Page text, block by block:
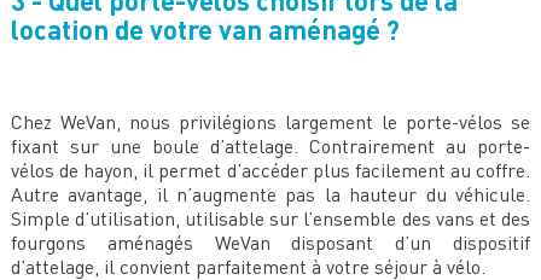
location de votre van aménagé ?
Chez WeVan, nous privilégions largement le porte-vélos se
fixant sur une boule d’attelage. Contrairement au porte-
vélos de hayon, il permet d’accéder plus facilement au coffre.
Autre avantage, il n’augmente pas la hauteur du véhicule.
Simple d’utilisation, utilisable sur l’ensemble des vans et des
fourgons aménagés WeVan disposant d’un dispositif
d’attelage, il convient parfaitement à votre séjour à vélo.